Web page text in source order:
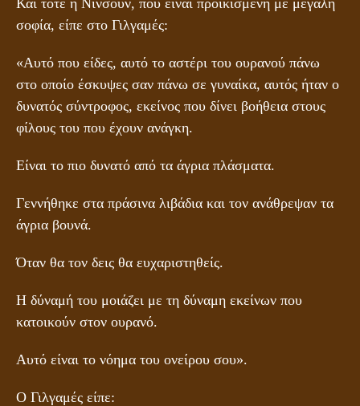
σοφία, είπε στο Γιλγαμές:
«Αυτό που είδες, αυτό το αστέρι του ουρανού πάνω
στο οποίο έσκυψες σαν πάνω σε γυναίκα, αυτός ήταν ο
δυνατός σύντροφος, εκείνος που δίνει βοήθεια στους
φίλους του που έχουν ανάγκη.
Είναι το πιο δυνατό από τα άγρια πλάσματα.
Γεννήθηκε στα πράσινα λιβάδια και τον ανάθρεψαν τα
άγρια βουνά.
Όταν θα τον δεις θα ευχαριστηθείς.
Η δύναμή του μοιάζει με τη δύναμη εκείνων που
κατοικούν στον ουρανό.
Αυτό είναι το νόημα του ονείρου σου».
Ο Γιλγαμές είπε: